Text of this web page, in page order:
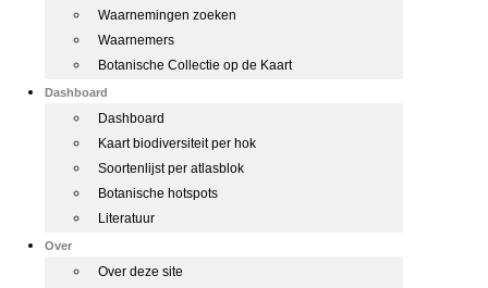
Waarnemingen zoeken
Waarnemers
Botanische Collectie op de Kaart
Dashboard
Dashboard
Kaart biodiversiteit per hok
Soortenlijst per atlasblok
Botanische hotspots
Literatuur
Over
Over deze site